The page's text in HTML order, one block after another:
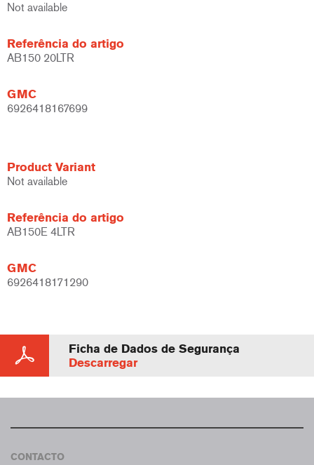
Not available
Referência do artigo
AB150 20LTR
GMC
6926418167699
Product Variant
Not available
Referência do artigo
AB150E 4LTR
GMC
6926418171290
Ficha de Dados de Segurança
Descarregar
CONTACTO